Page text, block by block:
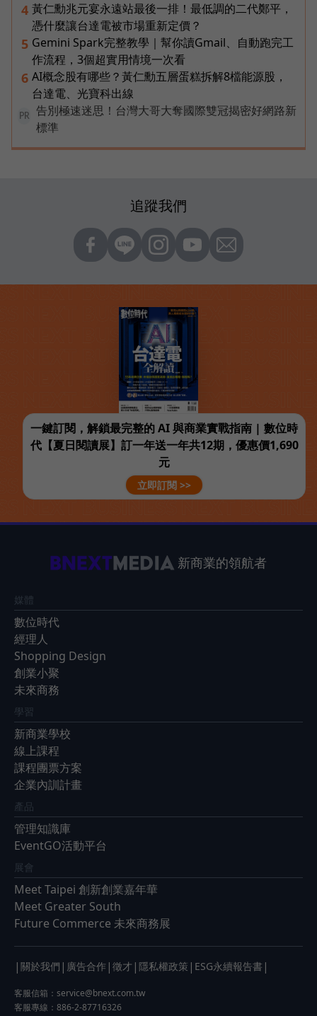
4 黃仁勳兆元宴永遠站最後一排！最低調的二代鄭平，
憑什麼讓台達電被市場重新定價？
5 Gemini Spark完整教學｜幫你讀Gmail、自動跑完工
作流程，3個超實用情境一次看
6 AI概念股有哪些？黃仁勳五層蛋糕拆解8檔能源股，
台達電、光寶科出線
PR
告別極速迷思！台灣大哥大奪國際雙冠揭密好網路新
標準
追蹤我們
一鍵訂閱，解鎖最完整的 AI 與商業實戰指南 | 數位時
代【夏日閱讀展】訂一年送一年共12期，優惠價1,690
元
立即訂閱 >>
新商業的領航者
媒體
數位時代
經理人
Shopping Design
創業小聚
未來商務
學習
新商業學校
線上課程
課程團票方案
企業內訓計畫
產品
管理知識庫
EventGO活動平台
展會
Meet Taipei 創新創業嘉年華
Meet Greater South
Future Commerce 未來商務展
| 關於我們 | 廣告合作 | 徵才 | 隱私權政策 | ESG永續報告書 |
客服信箱： service@bnext.com.tw
客服專線：886-2-87716326